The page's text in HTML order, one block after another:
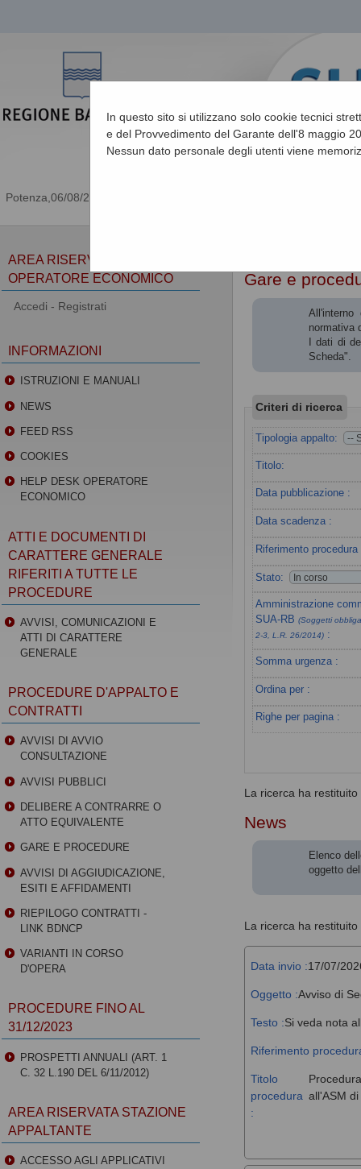
06/08/2026 12:38
In questo sito si utilizzano solo cookie tecnici
e del Provvedimento del Garante dell'8 maggio
Nessun dato personale degli utenti viene
Gare e
normativa
I dati di
Scheda".
Criteri di ricerca
Tipologia appalto:
Titolo:
Data pubblicazione :
Data scadenza :
Riferimento procedura
Stato:
Amministrazione
SUA-RB(Soggetti
2-3, L.R. 26/2014) :
Somma urgenza :
Ordina per :
Righe per pagina :
La ricerca ha restituito
News
Elenco
oggetto
La ricerca ha
Data invio :17/07/
Oggetto :Avviso di
Testo :Si veda nota
Riferimento
Titolo
procedura
:
all'ASM
AREA RISERVATA
OPERATORE ECONOMICO
Accedi - Registrati
INFORMAZIONI
ISTRUZIONI E MANUALI
NEWS
FEED RSS
COOKIES
HELP DESK OPERATORE
ECONOMICO
ATTI E DOCUMENTI DI
CARATTERE GENERALE
RIFERITI A TUTTE LE
PROCEDURE
AVVISI, COMUNICAZIONI E
ATTI DI CARATTERE
GENERALE
PROCEDURE D'APPALTO E
CONTRATTI
AVVISI DI AVVIO
CONSULTAZIONE
AVVISI PUBBLICI
DELIBERE A CONTRARRE O
ATTO EQUIVALENTE
GARE E PROCEDURE
AVVISI DI AGGIUDICAZIONE,
ESITI E AFFIDAMENTI
RIEPILOGO CONTRATTI -
LINK BDNCP
VARIANTI IN CORSO
D'OPERA
PROCEDURE FINO AL
31/12/2023
PROSPETTI ANNUALI (ART. 1
C. 32 L.190 DEL 6/11/2012)
AREA RISERVATA STAZIONE
APPALTANTE
ACCESSO AGLI APPLICATIVI